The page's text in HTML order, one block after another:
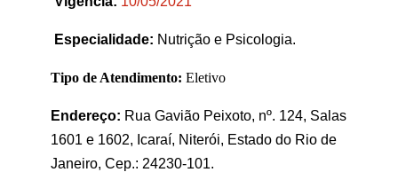
Especialidade: Nutrição e Psicologia.
Tipo de Atendimento: Eletivo
Endereço: Rua Gavião Peixoto, nº. 124, Salas
1601 e 1602, Icaraí, Niterói, Estado do Rio de
Janeiro, Cep.: 24230-101.